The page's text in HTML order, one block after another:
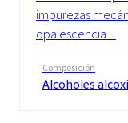
impurezas
opalescencia....
Composición
Alcoholes